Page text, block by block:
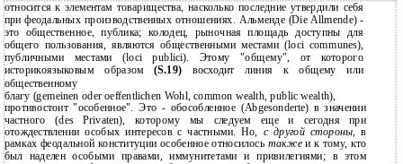
относится к элементам товарищества, насколько последние утвердили себя
при феодальных производственных отношениях. Альменде (Die Allmende) -
это общественное, публика; колодец, рыночная площадь доступны для
общего пользования, являются общественными местами (loci communes),
публичными местами (loci publici). Этому "общему", от которого
историкоязыковым образом(S.19) восходит линия к общему или
общественному
благу (gemeinen oder oeffentlichen Wohl, common wealth, public wealth),
противостоит "особенное". Это - обособленное (Abgesonderte) в значении
частного (des Privaten), которому мы следуем еще и сегодня при
отождествлении особых интересов с частными. Но, с другой стороны,в
рамках феодальной конституции особенное относилось такжеи к тому, кто
был наделен особыми правами, иммунитетами и привилегиями; в этом